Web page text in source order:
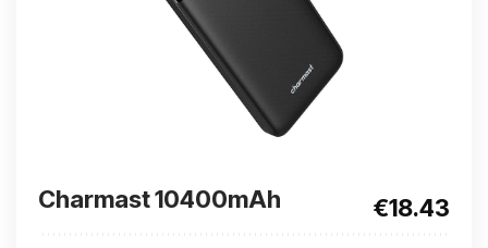
Charmast 10400mAh €18.43